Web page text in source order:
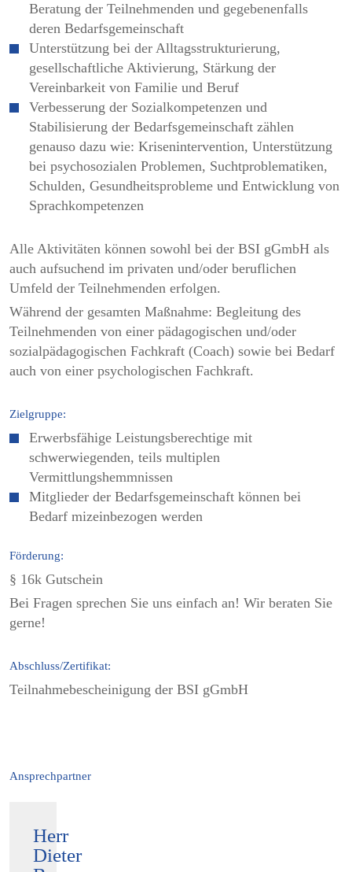
Beratung der Teilnehmenden und gegebenenfalls
deren Bedarfsgemeinschaft
Unterstützung bei der Alltagsstrukturierung,
gesellschaftliche Aktivierung, Stärkung der
Vereinbarkeit von Familie und Beruf
Verbesserung der Sozialkompetenzen und
Stabilisierung der Bedarfsgemeinschaft zählen
genauso dazu wie: Krisenintervention, Unterstützung
bei psychosozialen Problemen, Suchtproblematiken,
Schulden, Gesundheitsprobleme und Entwicklung von
Sprachkompetenzen
Alle Aktivitäten können sowohl bei der BSI gGmbH als
auch aufsuchend im privaten und/oder beruflichen
Umfeld der Teilnehmenden erfolgen.
Während der gesamten Maßnahme: Begleitung des
Teilnehmenden von einer pädagogischen und/oder
sozialpädagogischen Fachkraft (Coach) sowie bei Bedarf
auch von einer psychologischen Fachkraft.
Zielgruppe:
Erwerbsfähige Leistungsberechtige mit
schwerwiegenden, teils multiplen
Vermittlungshemmnissen
Mitglieder der Bedarfsgemeinschaft können bei
Bedarf mizeinbezogen werden
Förderung:
§ 16k Gutschein
Bei Fragen sprechen Sie uns einfach an! Wir beraten Sie
gerne!
Abschluss/Zertifikat:
Teilnahmebescheinigung der BSI gGmbH
Ansprechpartner
Herr
Dieter